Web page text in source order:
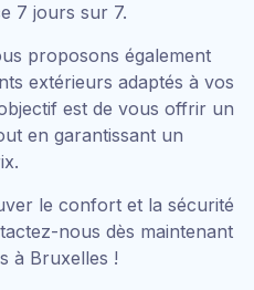
7 jours sur 7.
proposons également
extérieurs adaptés à vos
est de vous offrir un
en garantissant un
le confort et la sécurité
nous dès maintenant
à Bruxelles !